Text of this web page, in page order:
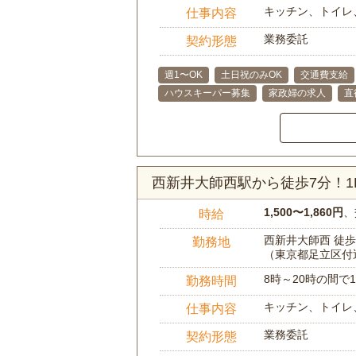
仕事内容 キッチン、トイ
契約形態 業務委託
週1〜OK 土日祝のみOK
交通費支給
ハウスキーパー募集
家政婦の求人 直
西新井大師西駅から徒歩7分！
時給 1,500〜1,860円
勤務地
西新井大師西 徒
（東京都足立区
勤務時間 8時～20時の間で
仕事内容 キッチン、トイ
契約形態 業務委託